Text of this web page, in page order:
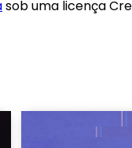
sob uma licença